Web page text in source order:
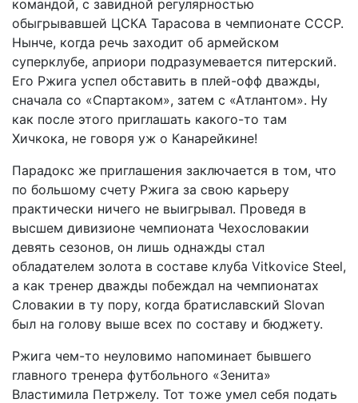
командой, с завидной регулярностью
обыгрывавшей ЦСКА Тарасова в чемпи­онате СССР.
Нынче, когда речь заходит об армейском
суперклубе, априори подразумевается питерский.
Его Ржига успел обставить в плей-офф дважды,
сначала со «Спартаком», затем с «Атлантом». Ну
как после этого приглашать какого-то там
Хичкока, не говоря уж о Канарейкине!
Парадокс же приглашения заключается в том, что
по большому счету Ржига за свою карьеру
практически ничего не выигрывал. Проведя в
высшем дивизионе чемпионата Чехословакии
девять сезонов, он лишь однажды стал
обладателем золота в составе клуба Vitkovice Steel,
а как тренер дважды побеждал на чемпионатах
Словакии в ту пору, когда братиславский Slovan
был на голову выше всех по составу и бюджету.
Ржига чем-то неуловимо напоминает бывшего
главного тренера футбольного «Зенита»
Властимила Петржелу. Тот тоже умел себя подать